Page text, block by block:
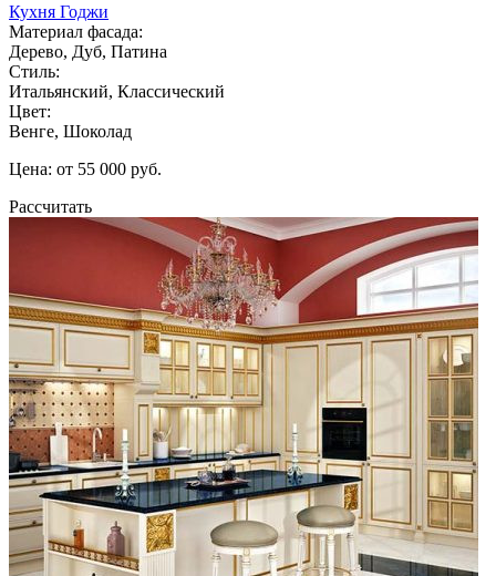
Кухня Годжи
Материал фасада:
Дерево, Дуб, Патина
Стиль:
Итальянский, Классический
Цвет:
Венге, Шоколад
Цена: от 55 000 руб.
Рассчитать